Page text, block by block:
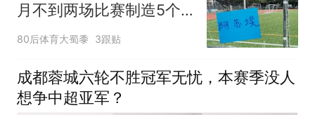
月不到两场比赛制造5个
进球
80后体育大蜀黍 3跟贴
成都蓉城六轮不胜冠军无忧，本赛季没人
想争中超亚军？